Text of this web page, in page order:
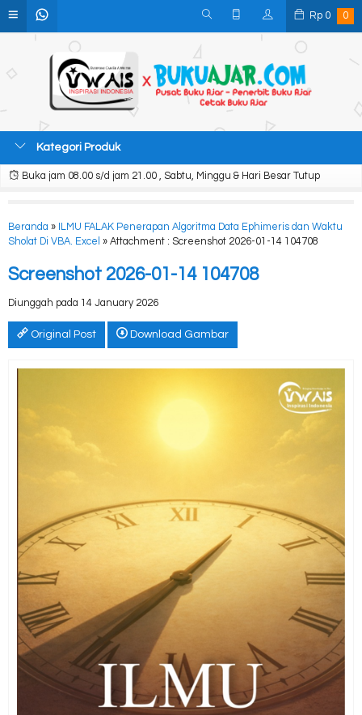
Rp 0 0
Kategori Produk
Buka jam 08.00 s/d jam 21.00 , Sabtu, Minggu & Hari Besar Tutup
Beranda »
ILMU FALAK Penerapan Algoritma Data Ephimeris dan Waktu
Sholat Di VBA. Excel » Attachment : Screenshot 2026-01-14 104708
Screenshot 2026-01-14 104708
Diunggah pada 14 January 2026
Original Post Download Gambar